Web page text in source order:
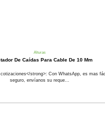
Alturas
De Caídas Para Cable De 10 Mm
strong>: Con WhatsApp, es mas
seguro, envíanos su reque...